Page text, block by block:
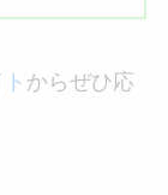
からぜひ応